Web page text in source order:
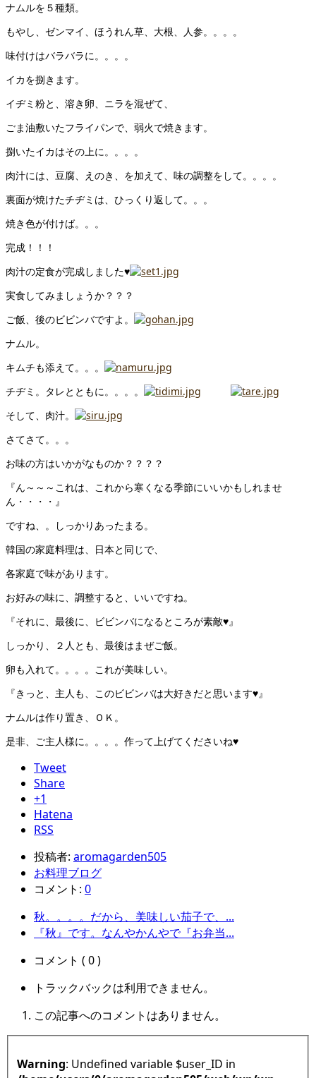
ナムルを５種類。
もやし、ゼンマイ、ほうれん草、大根、人参。。。。
味付けはバラバラに。。。。
イカを捌きます。
イヂミ粉と、溶き卵、ニラを混ぜて、
ごま油敷いたフライパンで、弱火で焼きます。
捌いたイカはその上に。。。。
肉汁には、豆腐、えのき、を加えて、味の調整をして。。。。
裏面が焼けたチヂミは、ひっくり返して。。。
焼き色が付けば。。。
完成！！！
肉汁の定食が完成しました♥
実食してみましょうか？？？
ご飯、後のビビンバですよ。
ナムル。
キムチも添えて。。。
チヂミ。タレとともに。。。。
そして、肉汁。
さてさて。。。
お味の方はいかがなものか？？？？
『ん～～～これは、これから寒くなる季節にいいかもしれませ
ん・・・・』
ですね、。しっかりあったまる。
韓国の家庭料理は、日本と同じで、
各家庭で味があります。
お好みの味に、調整すると、いいですね。
『それに、最後に、ビビンバになるところが素敵♥』
しっかり、２人とも、最後はまぜご飯。
卵も入れて。。。。これが美味しい。
『きっと、主人も、このビビンバは大好きだと思います♥』
ナムルは作り置き、ＯＫ。
是非、ご主人様に。。。。作って上げてくださいね♥
Tweet
Share
+1
Hatena
RSS
投稿者: aromagarden505
お料理ブログ
コメント: 0
秋。。。。だから、美味しい茄子で、...
『秋』です。なんやかんやで『お弁当...
コメント ( 0 )
トラックバックは利用できません。
この記事へのコメントはありません。
Warning : Undefined variable $user_ID in